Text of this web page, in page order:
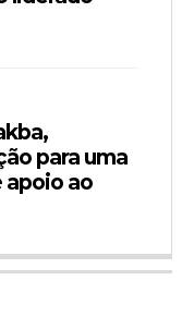
para uma
apoio ao